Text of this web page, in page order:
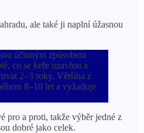
ale také ji naplní úžasnou
účinným způsobem
co se keře uzavřou a
2–3 roky. Většina z
8–10 let a vyžaduje
pro a proti, takže výběr jedné z
dobré jako celek.